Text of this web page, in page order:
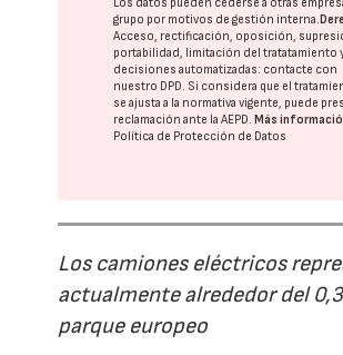
grupo por motivos de gestión interna.
Acceso, rectificación, oposición,
portabilidad, limitación del tratatamiento
decisiones automatizadas: contacte con
nuestro DPD. Si considera que el
se ajusta a la normativa vigente, puede
reclamación ante laAEPD.Más
Política de Protección de Datos
Los camiones eléctricos
actualmente alrededor del
parque europeo